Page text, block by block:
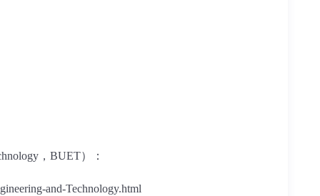
， BUET）：
and-Technology.html